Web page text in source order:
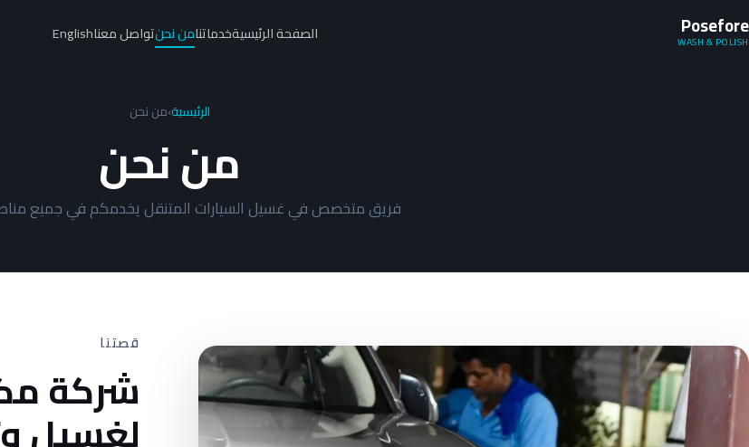
Posefore
WASH & POLISH الصفحة الرئيسيةخدماتنامن نحنتواصل معناEnglish
الرئيسية›من نحن
من نحن
فريق متخصص في غسيل السيارات المتنقل يخدمكم في جميع
قصتنا
شركة